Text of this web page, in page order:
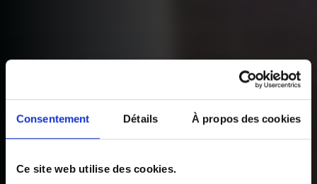
Consentement Détails À propos des cookies
Ce site web utilise des cookies.